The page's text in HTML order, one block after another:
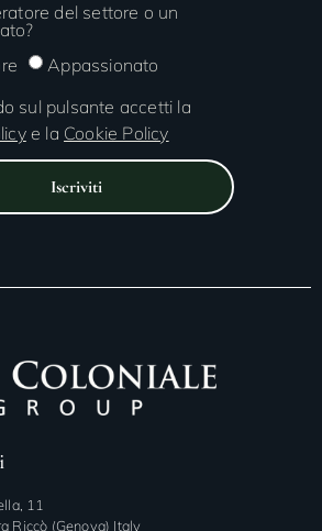
del settore o un
Appassionato
sul pulsante accetti la
e la Cookie Policy
Iscriviti
11
Riccò (Genova) Italy